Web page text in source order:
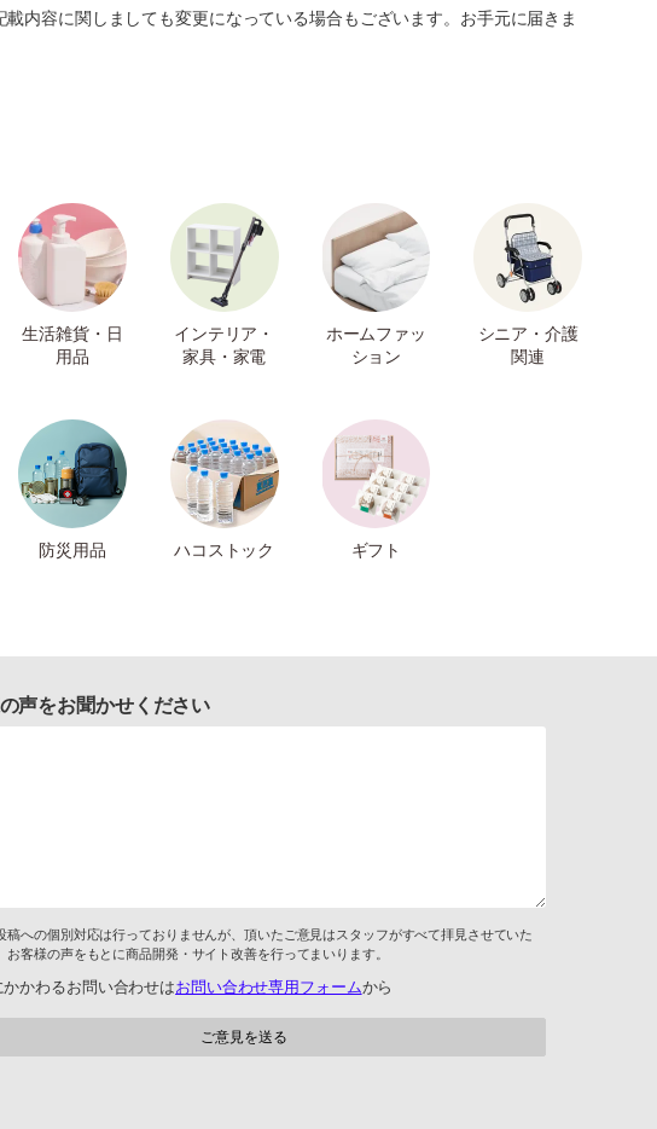
内容に関しましても変更になっている場合もございます。お手元に届きま
生活雑貨・日
用品
インテリア・
家具・家電
ホームファッ
ション
シニア・介護
関連
防災用品 ハコストック ギフト
声をお聞かせください
稿への個別対応は行っておりませんが、頂いたご意見はスタッフがすべて拝見させていた
お客様の声をもとに商品開発・サイト改善を行ってまいります。
かかわるお問い合わせはお問い合わせ専用フォームから